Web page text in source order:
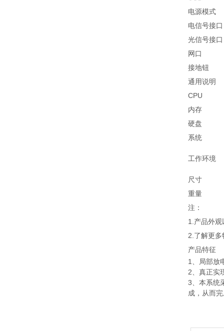
电源模式
电信号接口
光信号接口
网口
接地钮
通用说明
CPU
内存
硬盘
系统
工作环境
尺寸
重量
注：
1.产品外
2.了解更
产品特征
1、局部放
2、真正实
3、本系统
成，从而